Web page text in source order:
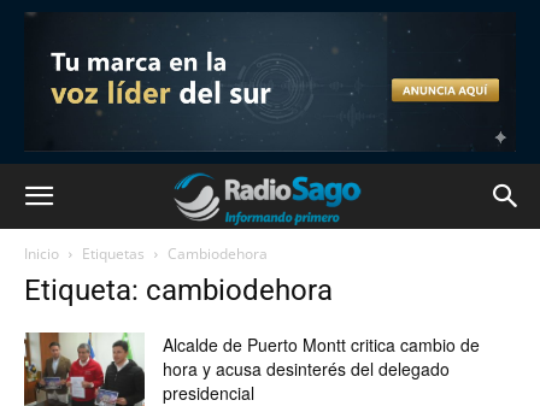
Inicio Etiquetas Cambiodehora
Etiqueta: cambiodehora
Alcalde de Puerto Montt critica cambio de
hora y acusa desinterés del delegado
presidencial